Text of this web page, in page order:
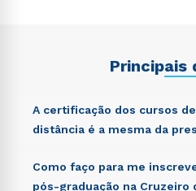
Principais
A certificação dos cursos
distância é a mesma da
Sed ut perspiciatis unde
voluptatem accusantium
Como faço para me
pós-graduação na Cruzeiro